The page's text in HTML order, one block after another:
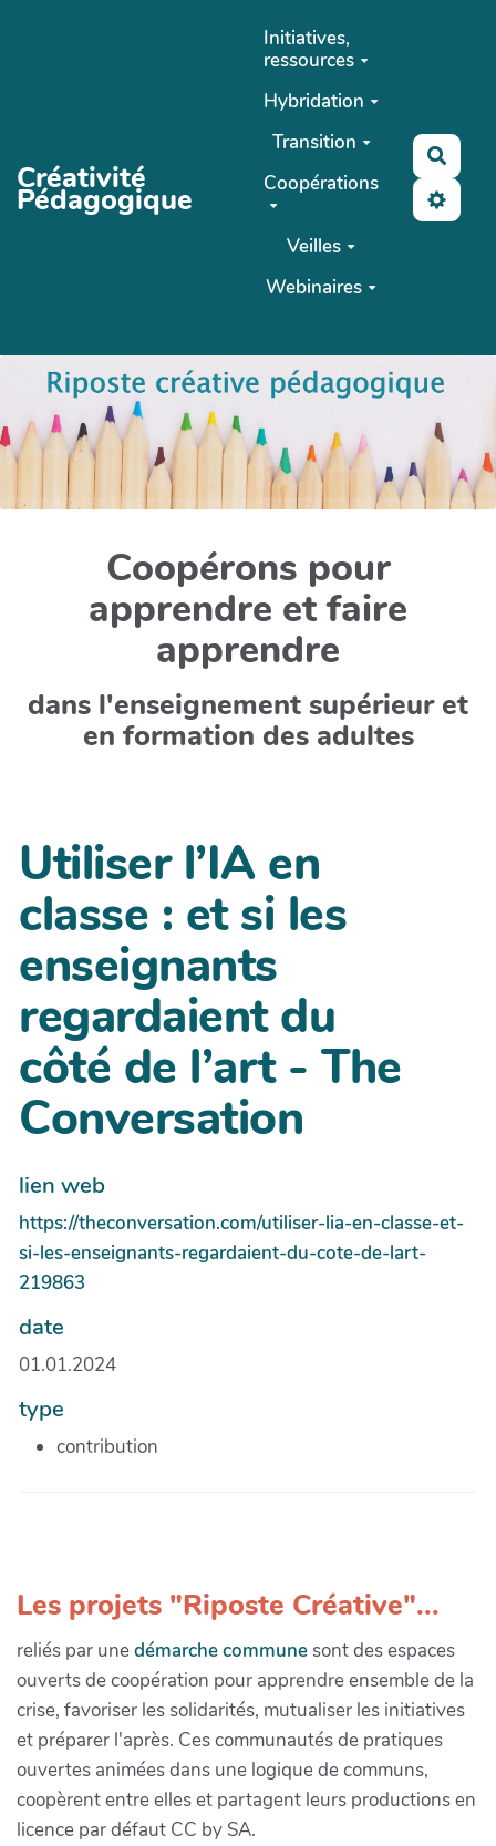
Créativité
Pédagogique
Initiatives,
ressources
Hybridation
Transition
Coopérations
Veilles
Webinaires
Coopérons pour
apprendre et faire
apprendre
dans l'enseignement supérieur et
en formation des adultes
Utiliser l’IA en
classe : et si les
enseignants
regardaient du
côté de l’art - The
Conversation
lien web
https://theconversation.com/utiliser-lia-en-classe-et-
si-les-enseignants-regardaient-du-cote-de-lart-
219863
date
01.01.2024
type
contribution